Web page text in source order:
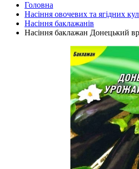
Головна
Насіння овочевих та ягідних
Насіння баклажанів
Насіння баклажан Донецький